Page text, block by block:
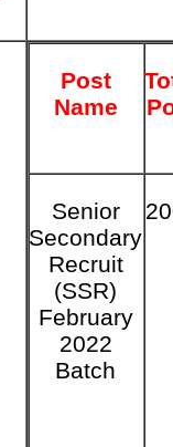
Post
Name
Senior
Secondary
Recruit
(SSR)
February
2022
Batch